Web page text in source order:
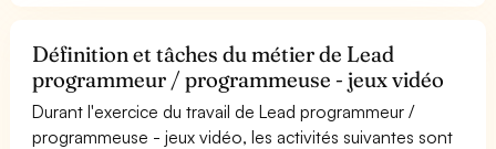
Définition et tâches du métier de Lead
programmeur / programmeuse - jeux vidéo
Durant l'exercice du travail de Lead programmeur /
programmeuse - jeux vidéo, les activités suivantes sont